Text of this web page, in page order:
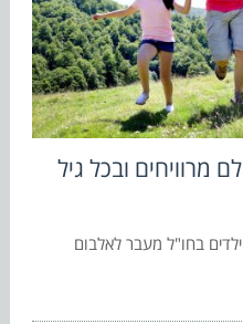
מרוויחים ובכל גיל
בחו"ל מעבר לאלבום